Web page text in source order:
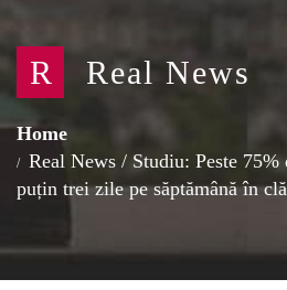
R Real News
Home
Real News / Studiu: Peste
puțin trei zile pe săptămână în